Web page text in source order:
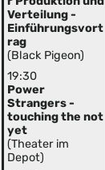
Verteilung -
Einführungsvort
rag
(Black Pigeon)
19:30
Power
Strangers -
touching the not
yet
(Theater im
Depot)